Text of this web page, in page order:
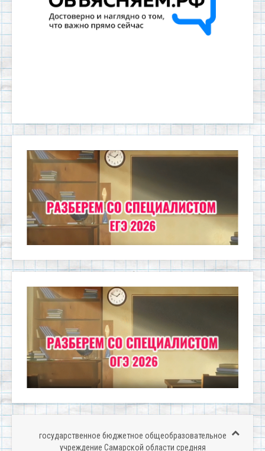
государственное бюджетное общеобразовательное
учреждение Самарской области средняя